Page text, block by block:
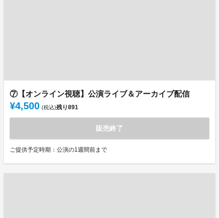
⑦【オンライン視聴】公演ライブ＆アーカイブ配信
¥4,500 (税込)残り891
販売終了
ご提供予定時期：公演の1週間前まで